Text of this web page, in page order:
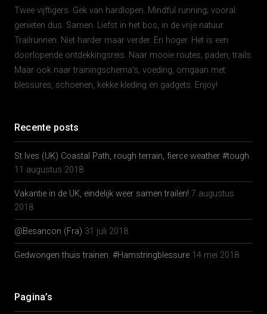
Twee vijftigers. Gek van hardlopen. Mindful running; vooral
genieten dus. Samen. Liefst in het bos, in de vrije natuur.
Trailrunnen. Niet harder maar verder. En hoger. Het is een
doorlopende ontdekkingsreis. Naar mooie routes, paden, trails.
Maar ook naar trainingschema’s, voeding, omgaan met
blessures, schoenen, kekke kleding en gadgets. Enjoy!
Recente posts
St Ives (UK) Coastal Path, rough terrain, fierce weather #tough
11 augustus 2018
Vakantie in de UK, eindelijk weer samen trailen! 7 augustus
2018
@Besancon (Fra) 31 juli 2018
Gedwongen thuis trainen. #Hamstringblessure 14 mei 2018
Pagina’s